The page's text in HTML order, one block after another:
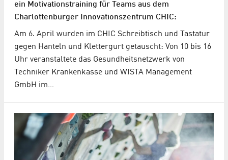
ein Motivationstraining für Teams aus dem
Charlottenburger Innovationszentrum CHIC:
Am 6. April wurden im CHIC Schreibtisch und Tastatur
gegen Hanteln und Klettergurt getauscht: Von 10 bis 16
Uhr veranstaltete das Gesundheitsnetzwerk von
Techniker Krankenkasse und WISTA Management
GmbH im…